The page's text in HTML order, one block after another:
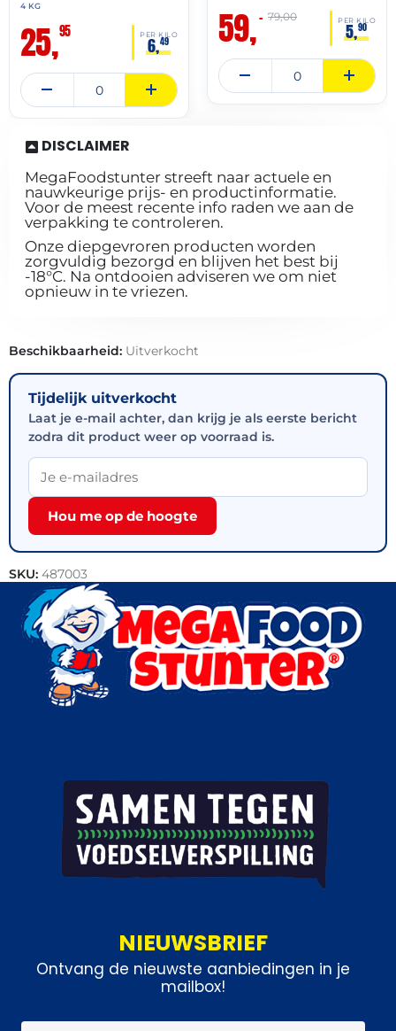
4 KG
25,95 PER KILO
6,49 59,– PER KILO
5,90
79,00
DISCLAIMER
MegaFoodstunter streeft naar actuele en
nauwkeurige prijs- en productinformatie.
Voor de meest recente info raden we aan de
verpakking te controleren.
Onze diepgevroren producten worden
zorgvuldig bezorgd en blijven het best bij
-18°C. Na ontdooien adviseren we om niet
opnieuw in te vriezen.
Beschikbaarheid: Uitverkocht
Tijdelijk uitverkocht
Laat je e-mail achter, dan krijg je als eerste bericht
zodra dit product weer op voorraad is.
Hou me op de hoogte
SKU: 487003
Categorieën:Rundvlees
NIEUWSBRIEF
Ontvang de nieuwste aanbiedingen in je
mailbox!